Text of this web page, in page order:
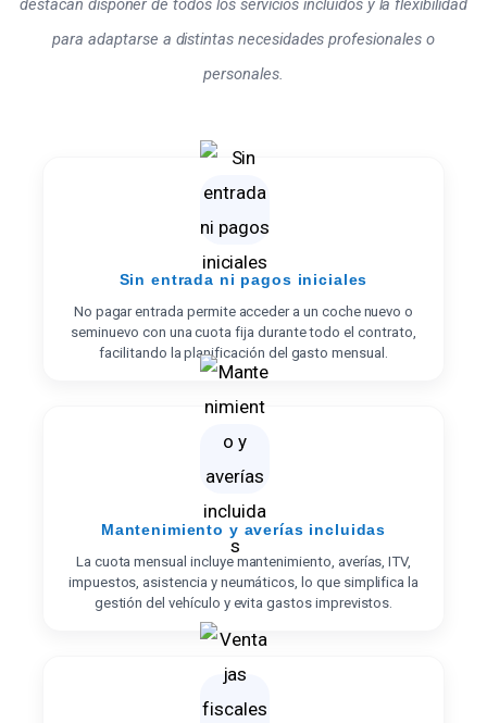
destacan disponer de todos los servicios incluidos y la flexibilidad
para adaptarse a distintas necesidades profesionales o
personales.
Sin entrada ni pagos iniciales
No pagar entrada permite acceder a un coche nuevo o
seminuevo con una cuota fija durante todo el contrato,
facilitando la planificación del gasto mensual.
Mantenimiento y averías incluidas
La cuota mensual incluye mantenimiento, averías, ITV,
impuestos, asistencia y neumáticos, lo que simplifica la
gestión del vehículo y evita gastos imprevistos.